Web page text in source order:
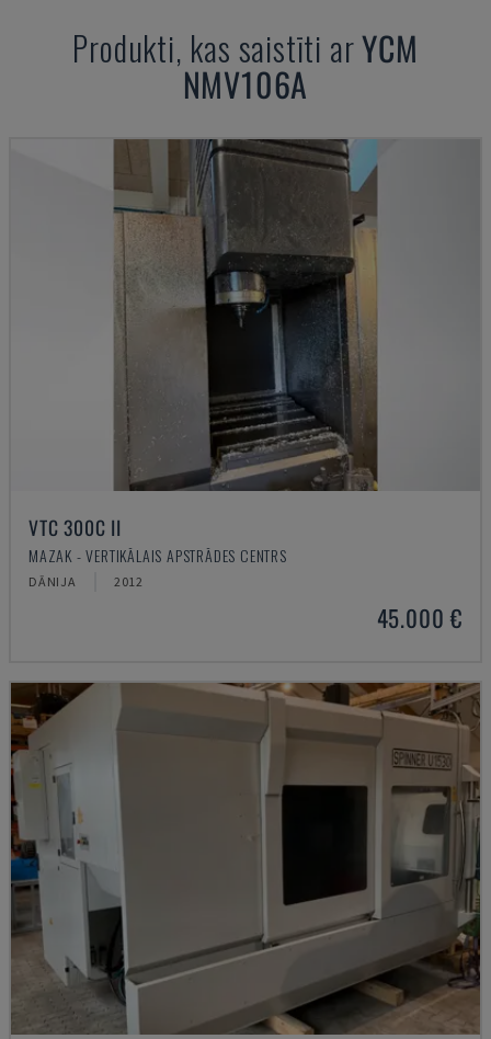
Produkti, kas saistīti arYCM
NMV106A
VTC 300C II
MAZAK - VERTIKĀLAIS APSTRĀDES CENTRS
DĀNIJA 2012
45.000 €